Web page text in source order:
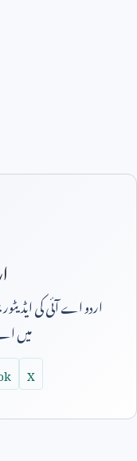
اردو اے آئی کی
میں
X